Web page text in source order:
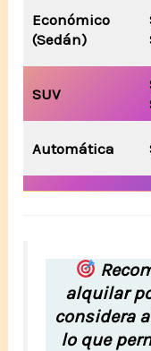
Económico
(Sedán)
SUV
Automática
alquilar
considera
lo que